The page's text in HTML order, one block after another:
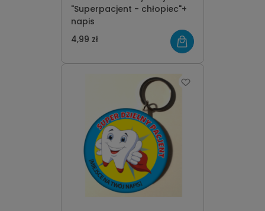
"Superpacjent - chłopiec"+
napis
4,99 zł